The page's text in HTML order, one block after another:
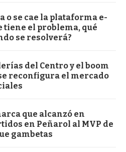
o se cae la plataforma e-
tiene el problema, qué
se resolverá?
del Centro y el boom
reconfigura el mercado
que alcanzó en
en Peñarol al MVP de
gambetas